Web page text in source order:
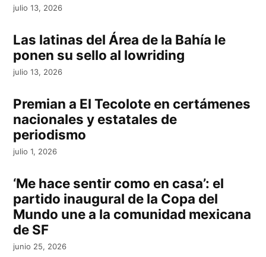
julio 13, 2026
Las latinas del Área de la Bahía le
ponen su sello al lowriding
julio 13, 2026
Premian a El Tecolote en certámenes
nacionales y estatales de
periodismo
julio 1, 2026
‘Me hace sentir como en casa’: el
partido inaugural de la Copa del
Mundo une a la comunidad mexicana
de SF
junio 25, 2026